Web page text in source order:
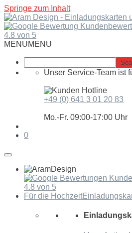
Springe zum Inhalt
4.8 von 5
MENUMENU
Unser Service-Team ist
+49 (0) 641 3 01 20 83
Mo.-Fr. 09:00-17:00 Uhr
0
4.8 von 5
Für die Hochzeit